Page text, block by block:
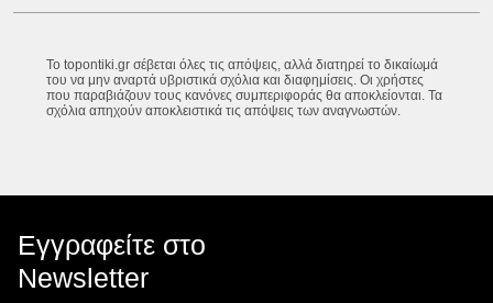
Το topontiki.gr σέβεται όλες τις απόψεις, αλλά διατηρεί το δικαίωμά
του να μην αναρτά υβριστικά σχόλια και διαφημίσεις. Οι χρήστες
που παραβιάζουν τους κανόνες συμπεριφοράς θα αποκλείονται. Τα
σχόλια απηχούν αποκλειστικά τις απόψεις των αναγνωστών.
Εγγραφείτε στο
Newsletter